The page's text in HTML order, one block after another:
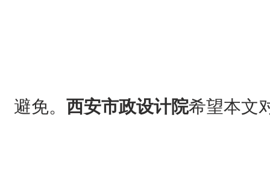
避免。 西安市政设计院希望本文